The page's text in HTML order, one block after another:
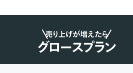
売り上げが増えたら
グロースプラン